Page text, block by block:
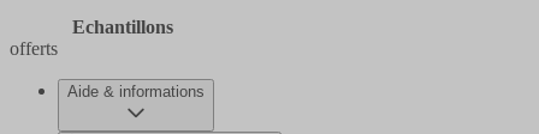
Echantillons
offerts
Aide & informations